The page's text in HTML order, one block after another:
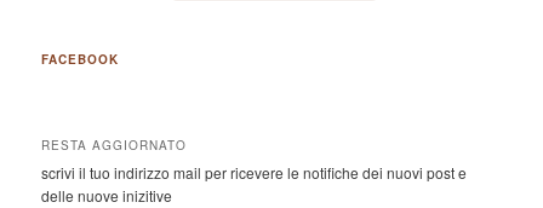
FACEBOOK
RESTA AGGIORNATO
scrivi il tuo indirizzo mail per ricevere le notifiche dei nuovi post e
delle nuove inizitive